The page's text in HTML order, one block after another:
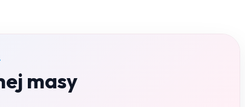
masy